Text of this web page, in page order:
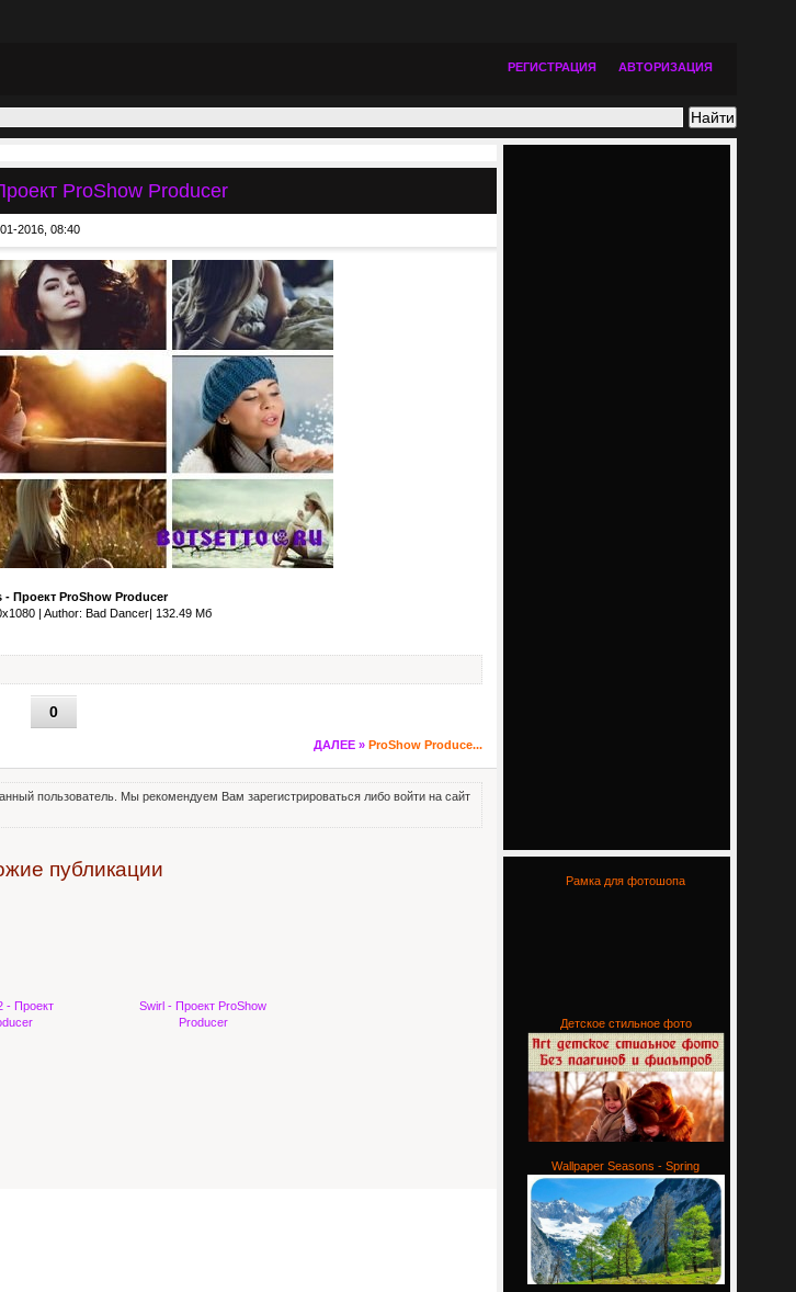
РЕГИСТРАЦИЯ АВТОРИЗАЦИЯ
ProShow Producer
2016, 08:40
- Проект ProShow Producer
| Author: Bad Dancer| 132.49 Мб
0
ДАЛЕЕ » ProShow Produce...
пользователь. Мы рекомендуем Вам зарегистрироваться либо войти на сайт
публикации
- Проект
Swirl - Проект ProShow
Producer
Рамка для фотошопа
Детское стильное фото
Wallpaper Seasons - Spring